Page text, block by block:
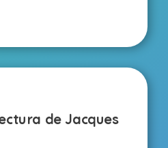
de Jacques